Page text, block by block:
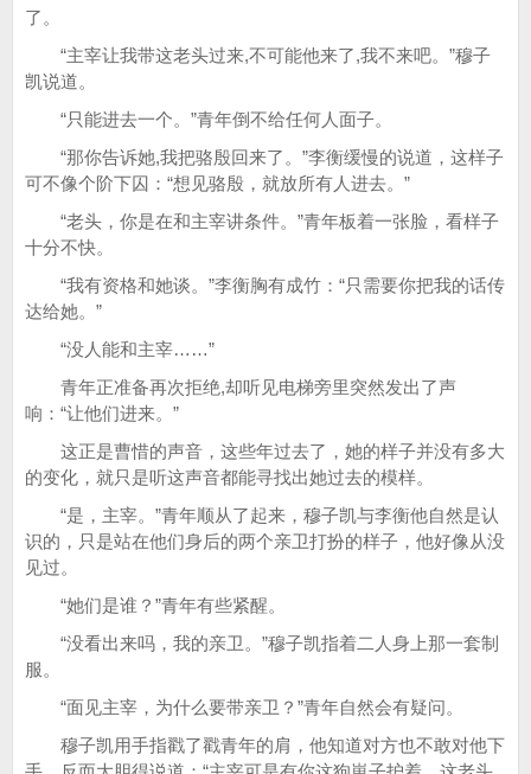
了。
“主宰让我带这老头过来,不可能他来了,我不来吧。”穆子
凯说道。
“只能进去一个。”青年倒不给任何人面子。
“那你告诉她,我把骆殷回来了。”李衡缓慢的说道，这样子
可不像个阶下囚：“想见骆殷，就放所有人进去。”
“老头，你是在和主宰讲条件。”青年板着一张脸，看样子
十分不快。
“我有资格和她谈。”李衡胸有成竹：“只需要你把我的话传
达给她。”
“没人能和主宰……”
青年正准备再次拒绝,却听见电梯旁里突然发出了声
响：“让他们进来。”
这正是曹惜的声音，这些年过去了，她的样子并没有多大
的变化，就只是听这声音都能寻找出她过去的模样。
“是，主宰。”青年顺从了起来，穆子凯与李衡他自然是认
识的，只是站在他们身后的两个亲卫打扮的样子，他好像从没
见过。
“她们是谁？”青年有些紧醒。
“没看出来吗，我的亲卫。”穆子凯指着二人身上那一套制
服。
“面见主宰，为什么要带亲卫？”青年自然会有疑问。
穆子凯用手指戳了戳青年的肩，他知道对方也不敢对他下